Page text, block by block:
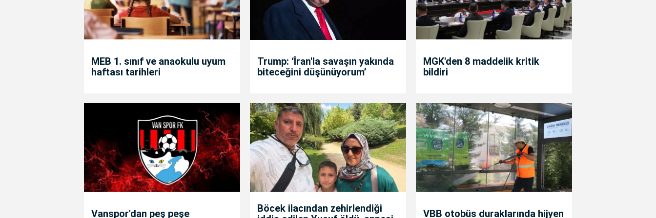
MEB 1. sınıf ve anaokulu uyum
haftası tarihleri
Trump: ‘İran'la savaşın yakında
biteceğini düşünüyorum’
MGK'den 8 maddelik kritik
bildiri
Vanspor'dan peş peşe
Böcek ilacından zehirlendiği
VBB otobüs duraklarında hijyen